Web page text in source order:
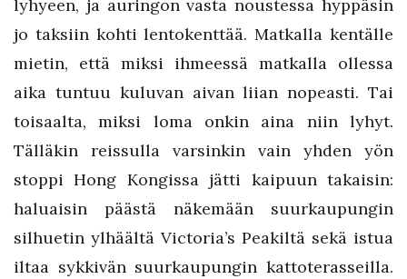
lyhyeen, ja auringon vasta noustessa hyppäsin
jo taksiin kohti lentokenttää. Matkalla kentälle
mietin, että miksi ihmeessä matkalla ollessa
aika tuntuu kuluvan aivan liian nopeasti. Tai
toisaalta, miksi loma onkin aina niin lyhyt.
Tälläkin reissulla varsinkin vain yhden yön
stoppi Hong Kongissa jätti kaipuun takaisin:
haluaisin päästä näkemään suurkaupungin
silhuetin ylhäältä Victoria’s Peakiltä sekä istua
iltaa sykkivän suurkaupungin kattoterasseilla.